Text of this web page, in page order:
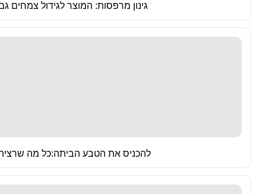
גינון מרפסות: המוצר לגידול צמחים
להכניס את הטבע הביתה:כל מה